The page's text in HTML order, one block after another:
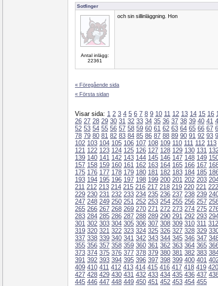
Sotfinger
Antal inlägg:
22361
och sin sillinläggning. Hon
« Föregående sida
« Första sidan
Visar sida: 1 2 3 4 5 6 7 8 9 10 11 12 13 14 15 16
26 27 28 29 30 31 32 33 34 35 36 37 38 39 40 41
52 53 54 55 56 57 58 59 60 61 62 63 64 65 66 67
78 79 80 81 82 83 84 85 86 87 88 89 90 91 92 93
102 103 104 105 106 107 108 109 110 111 112 113
121 122 123 124 125 126 127 128 129 130 131
139 140 141 142 143 144 145 146 147 148 149
157 158 159 160 161 162 163 164 165 166 167
175 176 177 178 179 180 181 182 183 184 185
193 194 195 196 197 198 199 200 201 202 203
211 212 213 214 215 216 217 218 219 220 221 222
229 230 231 232 233 234 235 236 237 238 239
247 248 249 250 251 252 253 254 255 256 257
265 266 267 268 269 270 271 272 273 274 275
283 284 285 286 287 288 289 290 291 292 293
301 302 303 304 305 306 307 308 309 310 311 312
319 320 321 322 323 324 325 326 327 328 329
337 338 339 340 341 342 343 344 345 346 347
355 356 357 358 359 360 361 362 363 364 365
373 374 375 376 377 378 379 380 381 382 383
391 392 393 394 395 396 397 398 399 400 401
409 410 411 412 413 414 415 416 417 418 419 420
427 428 429 430 431 432 433 434 435 436 437
445 446 447 448 449 450 451 452 453 454 455